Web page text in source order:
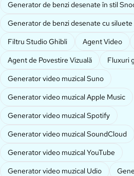
Generator de benzi desenate în stil
Generator de benzi desenate cu siluete
Filtru Studio Ghibli
Agent Video
Agent de Povestire Vizuală
Fluxuri
Generator video muzical Suno
Generator video muzical Apple Music
Generator video muzical Spotify
Generator video muzical SoundCloud
Generator video muzical YouTube
Generator video muzical Udio